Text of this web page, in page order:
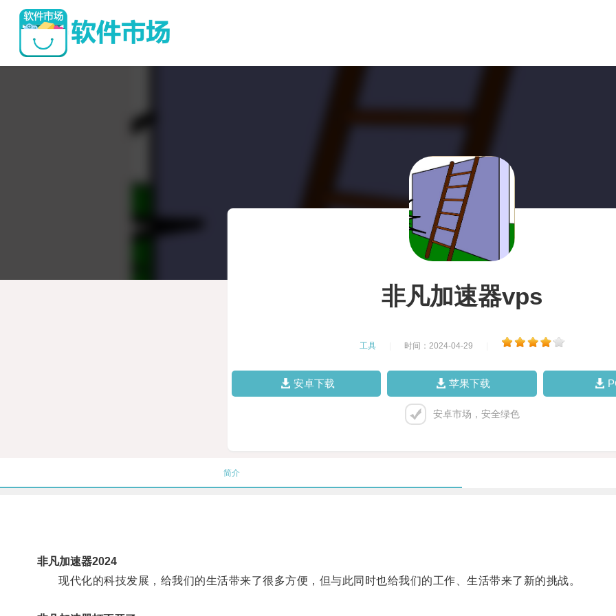
非凡加速器vps
工具 时间：2024-04-29
安卓下载 苹果下载
安卓市场，安全绿色
简介
非凡加速器2024
现代化的科技发展，给我们的生活带来了很多方便，但与此同时也给我们的工作、生活带来了新的挑战。